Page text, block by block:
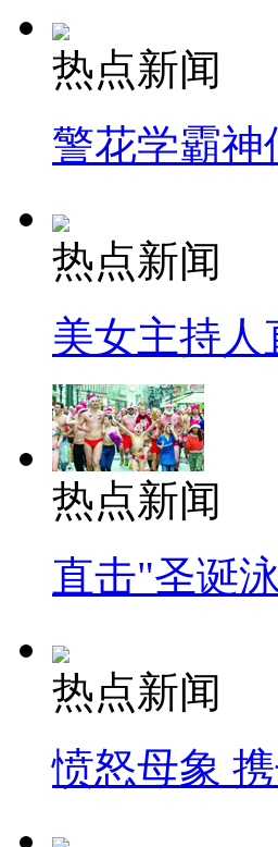
热点新闻
警花学霸
热点新闻
美女主持
热点新闻
直击"圣诞
热点新闻
愤怒母象